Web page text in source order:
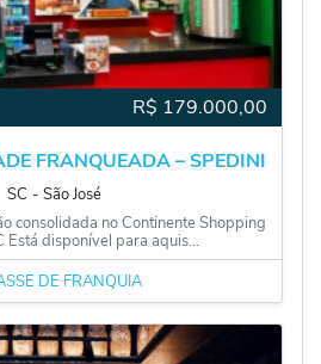
R$ 179.000,00
FRANQUEADA – SPEDINI
SC ‐ São José
consolidada no Continente Shopping
Está disponível para aquis...
DE FRANQUIA